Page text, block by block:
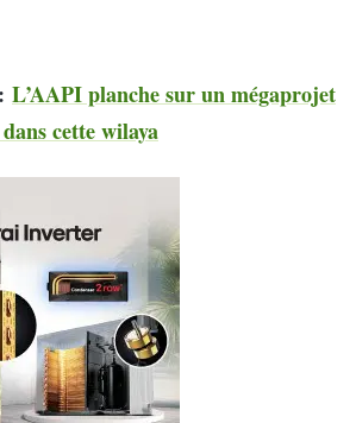
L’AAPI planche sur un mégaprojet
cette wilaya